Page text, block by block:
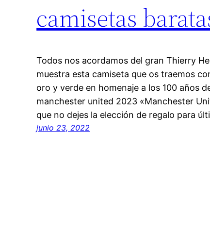
camisetas
Todos nos acordamos del gran Thierry
muestra esta camiseta que os traemos
oro y verde en homenaje a los 100 años
manchester united 2023 «Manchester
que no dejes la elección de regalo para
junio 23, 2022